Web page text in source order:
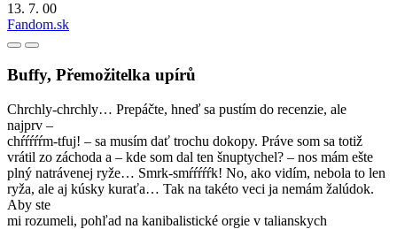
13. 7. 00
Fandom.sk
Buffy, Přemožitelka upírů
Chrchly-chrchly… Prepáčte, hneď sa pustím do recenzie, ale
najprv –
chŕŕŕŕŕm-tfuj! – sa musím dať trochu dokopy. Práve som sa totiž
vrátil zo záchoda a – kde som dal ten šnuptychel? – nos mám ešte
plný natrávenej ryže… Smrk-smŕŕŕŕŕk! No, ako vidím, nebola to len
ryža, ale aj kúsky kuraťa… Tak na takéto veci ja nemám žalúdok.
Aby ste
mi rozumeli, pohľad na kanibalistické orgie v talianskych